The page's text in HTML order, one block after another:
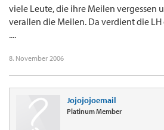
viele Leute, die ihre Meilen vergessen
verallen die Meilen. Da verdient die
....
8. November 2006
Jojojojoemail
Platinum Member